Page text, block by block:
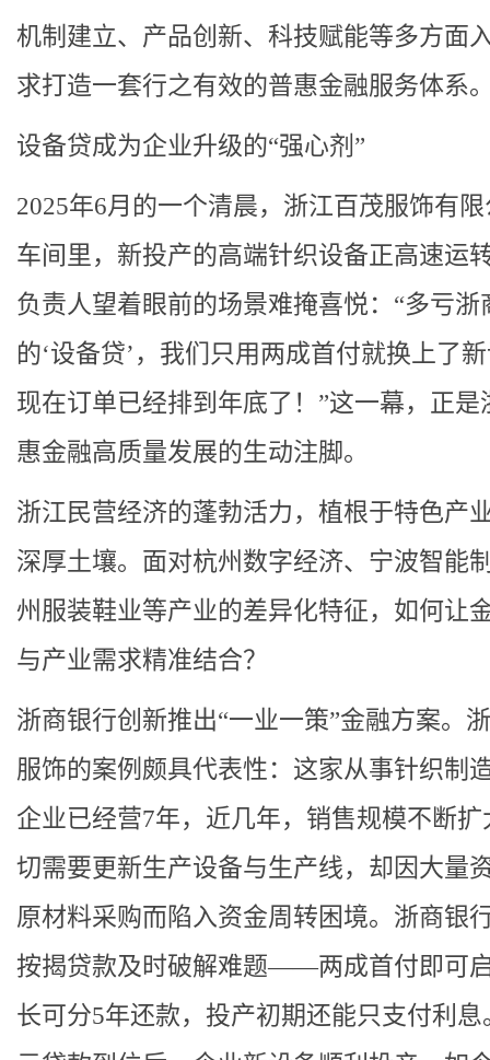
机制建立、产品创新、科技赋能等多方面
求打造一套行之有效的普惠金融服务体系
设备贷成为企业升级的“强心剂”
2025年6月的一个清晨，浙江百茂服饰有
车间里，新投产的高端针织设备正高速运
负责人望着眼前的场景难掩喜悦：“多亏浙
的‘设备贷’，我们只用两成首付就换上了
现在订单已经排到年底了！”这一幕，正是
惠金融高质量发展的生动注脚。
浙江民营经济的蓬勃活力，植根于特色产
深厚土壤。面对杭州数字经济、宁波智能
州服装鞋业等产业的差异化特征，如何让
与产业需求精准结合？
浙商银行创新推出“一业一策”金融方案。
服饰的案例颇具代表性：这家从事针织制
企业已经营7年，近几年，销售规模不断扩
切需要更新生产设备与生产线，却因大量
原材料采购而陷入资金周转困境。浙商银
按揭贷款及时破解难题——两成首付即可
长可分5年还款，投产初期还能只支付利息